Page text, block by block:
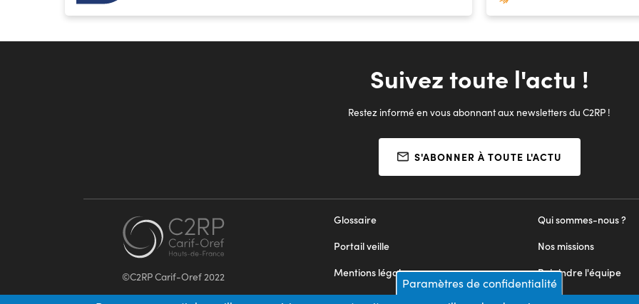
Suivez toute l'actu !
Restez informé en vous abonnant aux newsletters du C2RP !
S'ABONNER À TOUTE L'ACTU
©C2RP Carif-Oref 2022
Qui sommes-nous ?
Nos missions
Rejoindre l'équipe
Nous contacter
Glossaire
Portail veille
Mentions légales
Appels d'offres
Paramètres de confidentialité